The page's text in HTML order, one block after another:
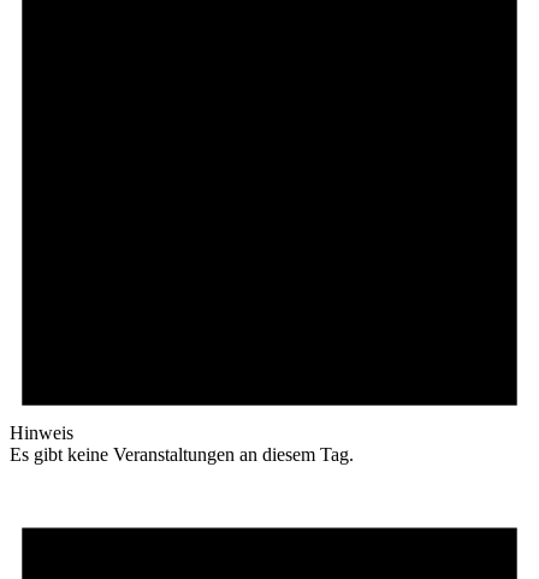
Hinweis
Es gibt keine Veranstaltungen an diesem Tag.